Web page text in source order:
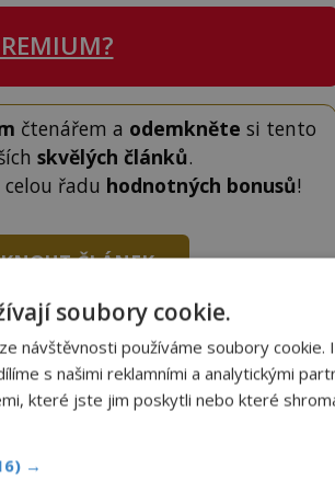
čtenářem a odemkněte si tento
skvělých článků.
řadu hodnotných bonusů!
ČLÁNEK
tak učinit zasláním jediné SMS.
okénka a kliknutím na
soubory cookie.
návštěvnosti používáme soubory cookie.
s našimi reklamními a analytickými
které jste jim poskytli nebo které
→